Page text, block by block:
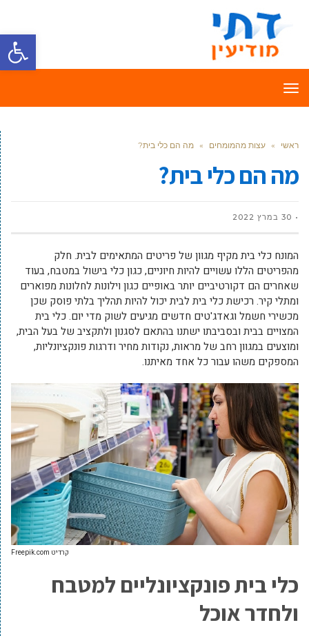
פתח
תפריט
ראשי » עצות מהמומחים » מה הם כלי בית?
מה הם כלי בית?
30 במרץ 2022
המונח כלי בית מקיף מגוון של פריטים המתאימים לבית. חלק
מהפריטים הללו עשויים להיות חיוניים, כגון כלי בישול במטבח, בעוד
שאחרים הם דקורטיביים יותר באופיים כגון וילונות לחלונות מפוארים
ומתלי קיר. רכישת כלי בית לבית יכול להיות תהליך בלתי פוסק שכן
מכשירי חשמל וגאדג'טים חדשים מגיעים לשוק מדי יום. כלי בית
המצויים בבית ובסביבתו ישתנו בהתאם לסגנון ולתקציב של בעל הבית,
ומוצעים במגוון רחב של מראות, נקודות מחיר ודרגות פונקציונליות,
המספקים משהו עבור כל אחד מאיתנו.
קרדיט Freepik.com
כלי בית פונקציונליים למטבח
ולחדר אוכל